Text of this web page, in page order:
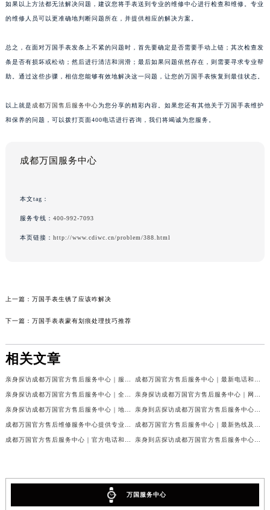
如果以上方法都无法解决问题，建议您将手表送到专业的维修中心进行检查和维修。专业
的维修人员可以更准确地判断问题所在，并提供相应的解决方案。
总之，在面对万国手表发条上不紧的问题时，首先要确定是否需要手动上链；其次检查发
条是否有损坏或松动；然后进行清洁和润滑；最后如果问题依然存在，则需要寻求专业帮
助。通过这些步骤，相信您能够有效地解决这一问题，让您的万国手表恢复到最佳状态。
以上就是 成都万国售后服务中心为您分享的精彩内容。如果您还有其他关于万国手表维护
和保养的问题，可以拨打页面400电话进行咨询，我们将竭诚为您服务。
成都万国服务中心
本文tag：
服务专线： 400-992-7093
本页链接： http://www.cdiwc.cn/problem/388.html
上一篇： 万国手表生锈了应该咋解决
下一篇： 万国手表表蒙有划痕处理技巧推荐
相关文章
万国服务中心